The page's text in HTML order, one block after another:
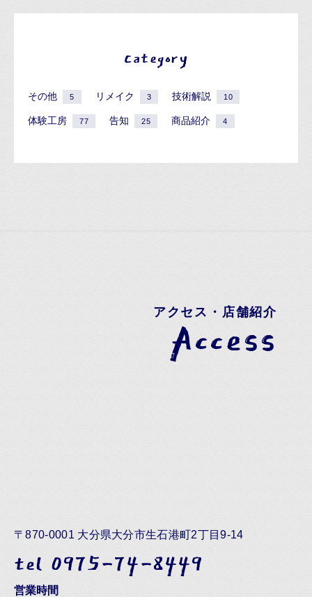
Category
その他 5 リメイク 3 技術解説 10
体験工房 77 告知 25 商品紹介 4
アクセス・店舗紹介
Access
〒870-0001 大分県大分市生石港町2丁目9-14
tel 0975-74-8449
営業時間